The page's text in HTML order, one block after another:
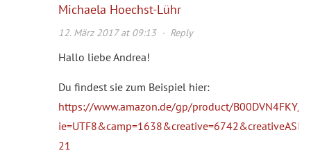
Michaela Hoechst-Lühr
12. März 2017 at 09:13· Reply
Hallo liebe Andrea!
Du findest sie zum Beispiel hier:
https://www.amazon.de/gp/product/B00DVN4FKY/
21